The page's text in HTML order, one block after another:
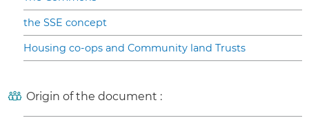
the SSE concept
Housing co-ops and Community land Trusts
Origin of the document :